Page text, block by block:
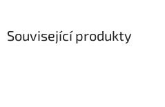
Související produkty